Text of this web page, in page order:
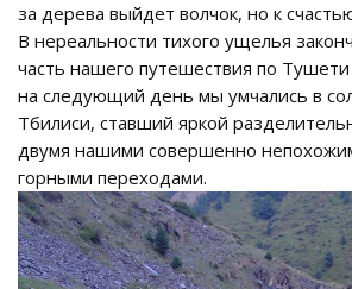
за дерева выйдет волчок, но к
В нереальности тихого ущелья
часть нашего путешествия по
на следующий день мы умчались в
Тбилиси, ставший яркой
двумя нашими совершенно
горными переходами.